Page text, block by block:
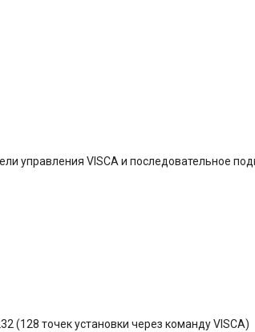
управления VISCA и последовательное
(128 точек установки через команду VISCA)